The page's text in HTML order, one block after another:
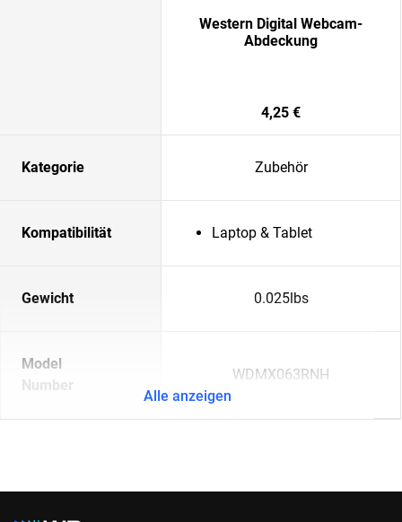
Western Digital Webcam-
Abdeckung
4,25 €
Kategorie Zubehör
Kompatibilität Laptop & Tablet
Gewicht 0.025lbs
Model
Number
WDMX063RNH
Alle anzeigen